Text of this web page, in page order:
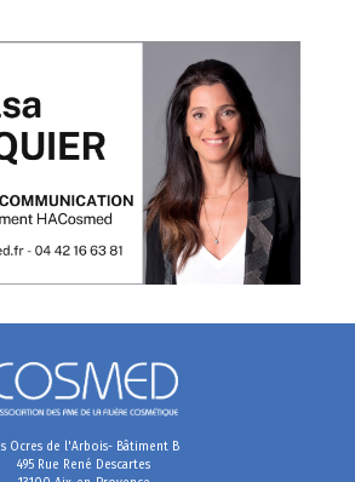
Ocres de l'Arbois- Bâtiment B
495 Rue René Descartes